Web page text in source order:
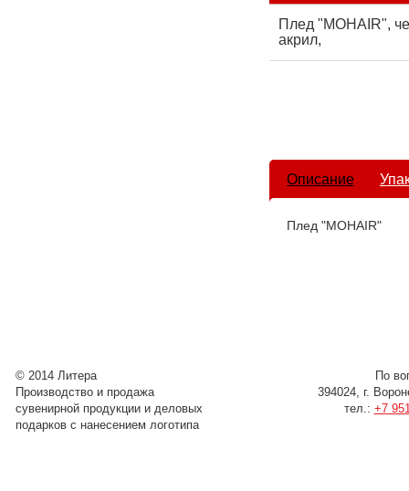
Плед "MOHAIR",
акрил,
Описание
Плед "MOHAIR"
© 2014 Литера
Производство и продажа
сувенирной продукции и деловых
подарков с нанесением логотипа
По
394024, г.
тел.: +7